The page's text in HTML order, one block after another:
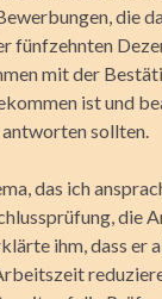
die
fünfzehnten
mit der
ist und
sollten.
das ich
die
ihm, dass